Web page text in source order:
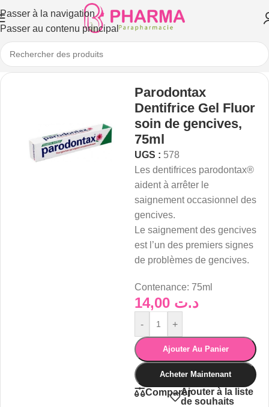
Passer à la navigation
Passer au contenu principal
Parodontax
Dentifrice Gel Fluor
soin de gencives,
75ml
UGS : 578
Les dentifrices parodontax®
aident à arrêter le
saignement occasionnel des
gencives.
Le saignement des gencives
est l’un des premiers signes
de problèmes de gencives.
Contenance: 75ml
د.ت
- +
Ajouter Au Panier
Acheter Maintenant
ComparerAjouter à la liste
de souhaits